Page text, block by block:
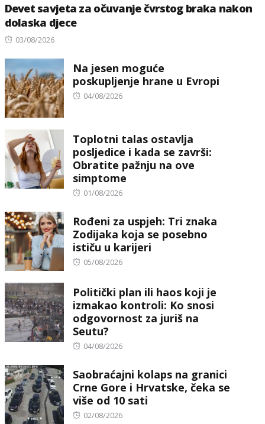
Devet savjeta za očuvanje čvrstog braka nakon
dolaska djece
Posted
03/08/2026
Na jesen moguće
poskupljenje hrane u Evropi
Posted
04/08/2026
Toplotni talas ostavlja
posljedice i kada se završi:
Obratite pažnju na ove
simptome
Posted
01/08/2026
Rođeni za uspjeh: Tri znaka
Zodijaka koja se posebno
ističu u karijeri
Posted
05/08/2026
Politički plan ili haos koji je
izmakao kontroli: Ko snosi
odgovornost za juriš na
Seutu?
Posted
04/08/2026
Saobraćajni kolaps na granici
Crne Gore i Hrvatske, čeka se
više od 10 sati
Posted
02/08/2026